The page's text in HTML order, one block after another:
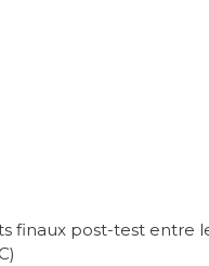
post-test entre